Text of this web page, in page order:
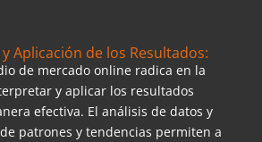
Aplicación de los Resultados:
de mercado online radica en la
y aplicar los resultados
efectiva. El análisis de datos y
patrones y tendencias permiten a